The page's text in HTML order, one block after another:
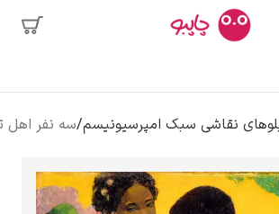
امپرسیونیسم/سه نفر اهل تاهیتی – پل گوگن